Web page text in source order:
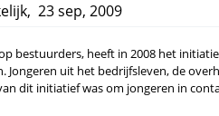
, 23 sep, 2009
bestuurders, heeft in 2008 het
uit het bedrijfsleven, de
van dit initiatief was om jongeren in